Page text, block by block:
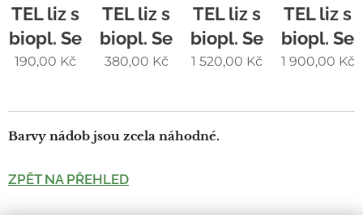
TEL liz s
biopl. Se
190,00 Kč
TEL liz s
biopl. Se
380,00 Kč
TEL liz s
biopl. Se
1 520,00 Kč
TEL liz s
biopl. Se
1 900,00 Kč
Barvy nádob jsou zcela náhodné.
ZPĚT NA PŘEHLED